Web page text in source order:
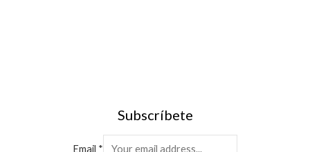
Subscríbete
Email *